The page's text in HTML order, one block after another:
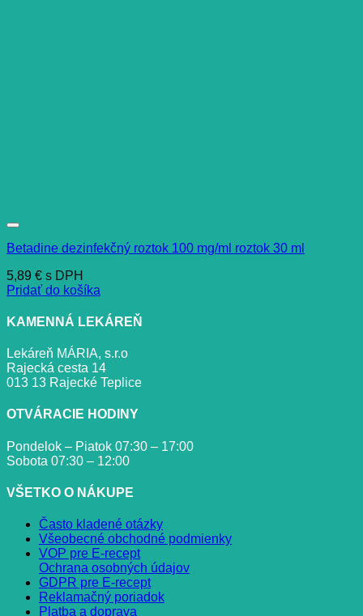
Betadine dezinfekčný roztok 100 mg/ml roztok 30 ml
5,89 € s DPH
Pridať do košíka
KAMENNÁ LEKÁREŇ
Lekáreň MÁRIA, s.r.o
Rajecká cesta 14
013 13 Rajecké Teplice
OTVÁRACIE HODINY
Pondelok – Piatok 07:30 – 17:00
Sobota 07:30 – 12:00
VŠETKO O NÁKUPE
Často kladené otázky
Všeobecné obchodné podmienky
VOP pre E-recept
Ochrana osobných údajov
GDPR pre E-recept
Reklamačný poriadok
Platba a doprava